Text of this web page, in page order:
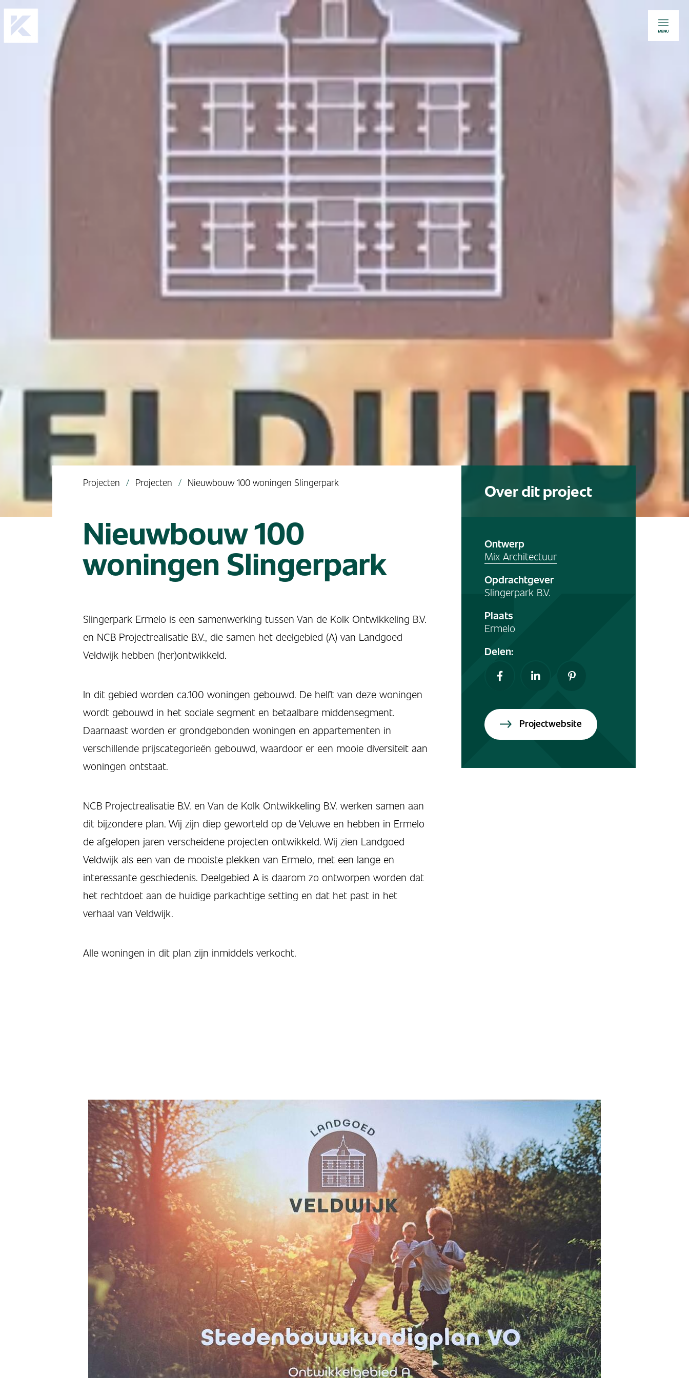
Projecten Projecten Nieuwbouw 100 woningen Slingerpark
Nieuwbouw 100
woningen Slingerpark
Slingerpark Ermelo is een samenwerking tussen Van de Kolk Ontwikkeling B.V.
en NCB Projectrealisatie B.V., die samen het deelgebied (A) van Landgoed
Veldwijk hebben (her)ontwikkeld.
In dit gebied worden ca.100 woningen gebouwd. De helft van deze woningen
wordt gebouwd in het sociale segment en betaalbare middensegment.
Daarnaast worden er grondgebonden woningen en appartementen in
verschillende prijscategorieën gebouwd, waardoor er een mooie diversiteit aan
woningen ontstaat.
NCB Projectrealisatie B.V. en Van de Kolk Ontwikkeling B.V. werken samen aan
dit bijzondere plan. Wij zijn diep geworteld op de Veluwe en hebben in Ermelo
de afgelopen jaren verscheidene projecten ontwikkeld. Wij zien Landgoed
Veldwijk als een van de mooiste plekken van Ermelo, met een lange en
interessante geschiedenis. Deelgebied A is daarom zo ontworpen worden dat
het rechtdoet aan de huidige parkachtige setting en dat het past in het
verhaal van Veldwijk.
Alle woningen in dit plan zijn inmiddels verkocht.
Over dit project
Ontwerp
Mix Architectuur
Opdrachtgever
Slingerpark B.V.
Plaats
Ermelo
Delen:
Projectwebsite